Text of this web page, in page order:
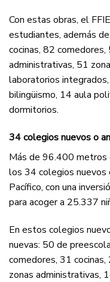
Con estas obras, el
estudiantes, además
cocinas, 82
administrativas, 51
laboratorios
bilingüismo, 14 aula
dormitorios.
34 colegios nuevos o
Más de 96.400 metros
los 34 colegios
Pacífico, con una
para acoger a 25.337
En estos colegios
nuevas: 50 de
comedores, 31
zonas administrativas,